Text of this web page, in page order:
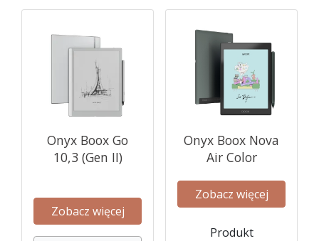
Onyx Boox Go
10,3 (Gen II)
Zobacz więcej
Onyx Boox Nova
Air Color
Zobacz więcej
Produkt